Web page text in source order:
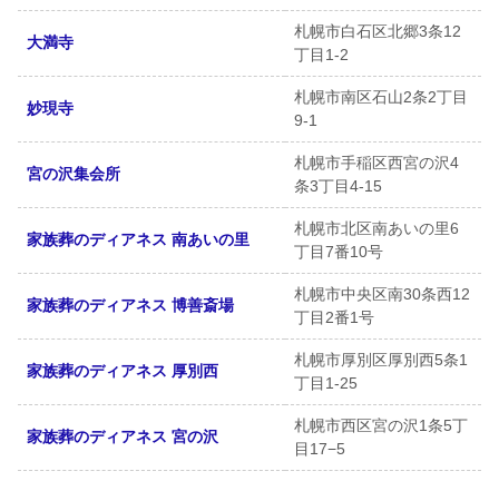
大満寺
札幌市白石区北郷3条12
丁目1-2
妙現寺
札幌市南区石山2条2丁目
9-1
宮の沢集会所
札幌市手稲区西宮の沢4
条3丁目4-15
家族葬のディアネス 南あいの里
札幌市北区南あいの里6
丁目7番10号
家族葬のディアネス 博善斎場
札幌市中央区南30条西12
丁目2番1号
家族葬のディアネス 厚別西
札幌市厚別区厚別西5条1
丁目1-25
家族葬のディアネス 宮の沢
札幌市西区宮の沢1条5丁
目17−5